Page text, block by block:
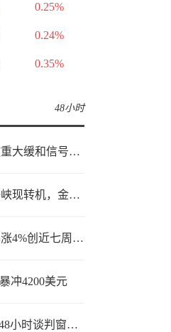
0.25%
0.24%
0.35%
48小时
8月5日财经早餐：美伊释放重大缓和信号，现货黄金高位持稳，美油重挫超6%
黄金交易提醒：霍尔木兹海峡现转机，金价小幅反弹，能否借就业数据再上新台阶？
黄金交易提醒：金价单日暴涨4%创近七周新高，加息预期降温叠加霍尔木兹“暂停信号”，牛市重启了？
冲4200美元
原油周跌14%迎关键拐点！48小时谈判窗口，暗藏行情变数